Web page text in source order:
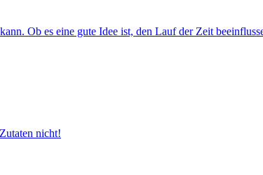
Ob es eine gute Idee ist, den Lauf der Zeit
nicht!